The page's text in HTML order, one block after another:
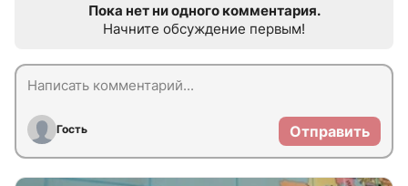
Пока нет ни одного комментария.
Начните обсуждение первым!
Гость Отправить